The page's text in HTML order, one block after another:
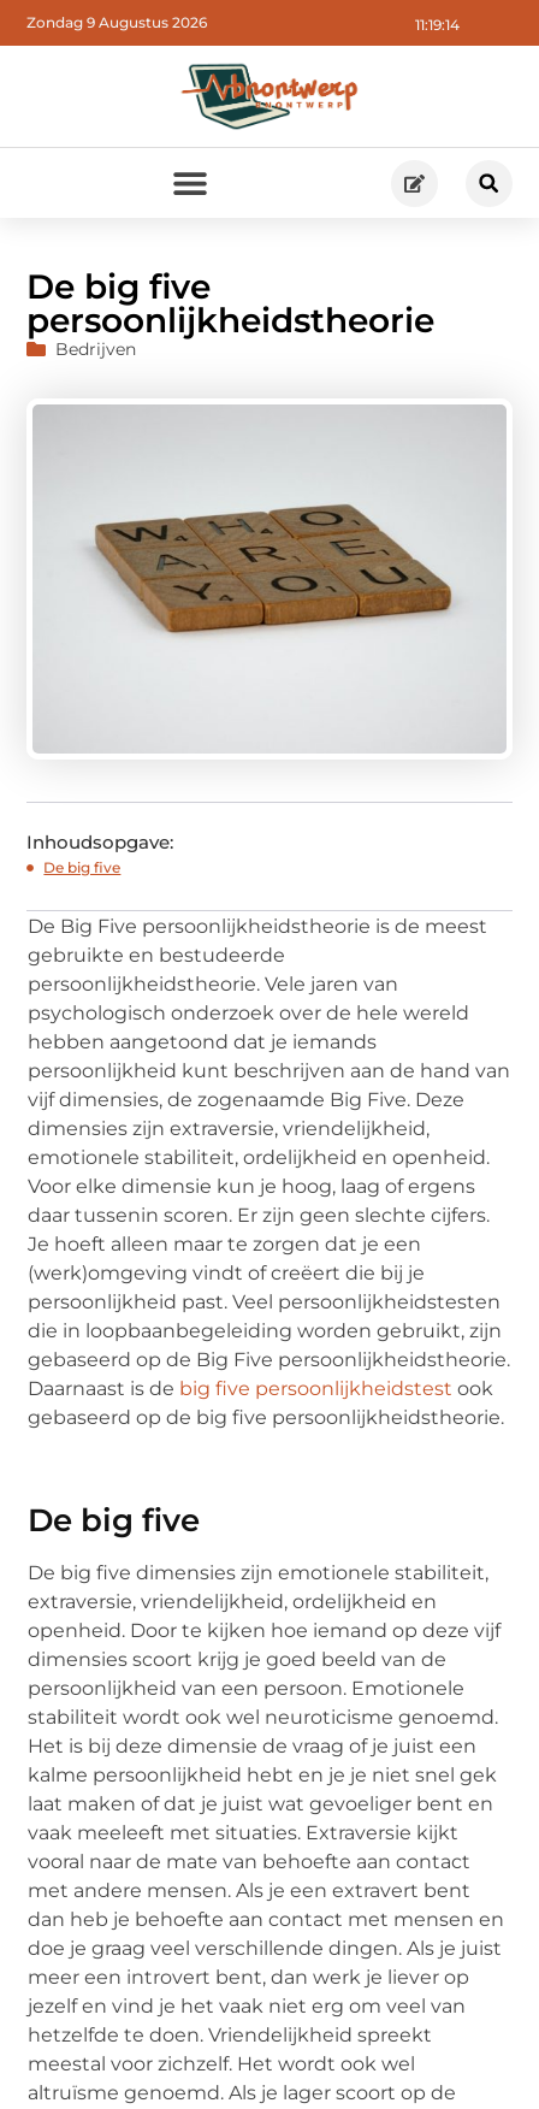
11:19:15
Zondag 9 Augustus 2026
De big five
persoonlijkheidstheorie
Bedrijven
Inhoudsopgave:
De big five
De Big Five persoonlijkheidstheorie is de meest
gebruikte en bestudeerde
persoonlijkheidstheorie. Vele jaren van
psychologisch onderzoek over de hele wereld
hebben aangetoond dat je iemands
persoonlijkheid kunt beschrijven aan de hand van
vijf dimensies, de zogenaamde Big Five. Deze
dimensies zijn extraversie, vriendelijkheid,
emotionele stabiliteit, ordelijkheid en openheid.
Voor elke dimensie kun je hoog, laag of ergens
daar tussenin scoren. Er zijn geen slechte cijfers.
Je hoeft alleen maar te zorgen dat je een
(werk)omgeving vindt of creëert die bij je
persoonlijkheid past. Veel persoonlijkheidstesten
die in loopbaanbegeleiding worden gebruikt, zijn
gebaseerd op de Big Five persoonlijkheidstheorie.
Daarnaast is de big five persoonlijkheidstest ook
gebaseerd op de big five persoonlijkheidstheorie.
De big five
De big five dimensies zijn emotionele stabiliteit,
extraversie, vriendelijkheid, ordelijkheid en
openheid. Door te kijken hoe iemand op deze vijf
dimensies scoort krijg je goed beeld van de
persoonlijkheid van een persoon. Emotionele
stabiliteit wordt ook wel neuroticisme genoemd.
Het is bij deze dimensie de vraag of je juist een
kalme persoonlijkheid hebt en je je niet snel gek
laat maken of dat je juist wat gevoeliger bent en
vaak meeleeft met situaties. Extraversie kijkt
vooral naar de mate van behoefte aan contact
met andere mensen. Als je een extravert bent
dan heb je behoefte aan contact met mensen en
doe je graag veel verschillende dingen. Als je juist
meer een introvert bent, dan werk je liever op
jezelf en vind je het vaak niet erg om veel van
hetzelfde te doen. Vriendelijkheid spreekt
meestal voor zichzelf. Het wordt ook wel
altruïsme genoemd. Als je lager scoort op de